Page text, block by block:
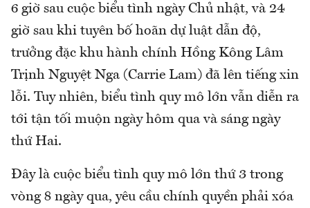
6 giờ sau cuộc biểu tình ngày Chủ nhật, và 24
giờ sau khi tuyên bố hoãn dự luật dẫn độ,
trưởng đặc khu hành chính Hồng Kông Lâm
Trịnh Nguyệt Nga (Carrie Lam) đã lên tiếng xin
lỗi. Tuy nhiên, biểu tình quy mô lớn vẫn diễn ra
tới tận tối muộn ngày hôm qua và sáng ngày
thứ Hai.
Đây là cuộc biểu tình quy mô lớn thứ 3 trong
vòng 8 ngày qua, yêu cầu chính quyền phải xóa